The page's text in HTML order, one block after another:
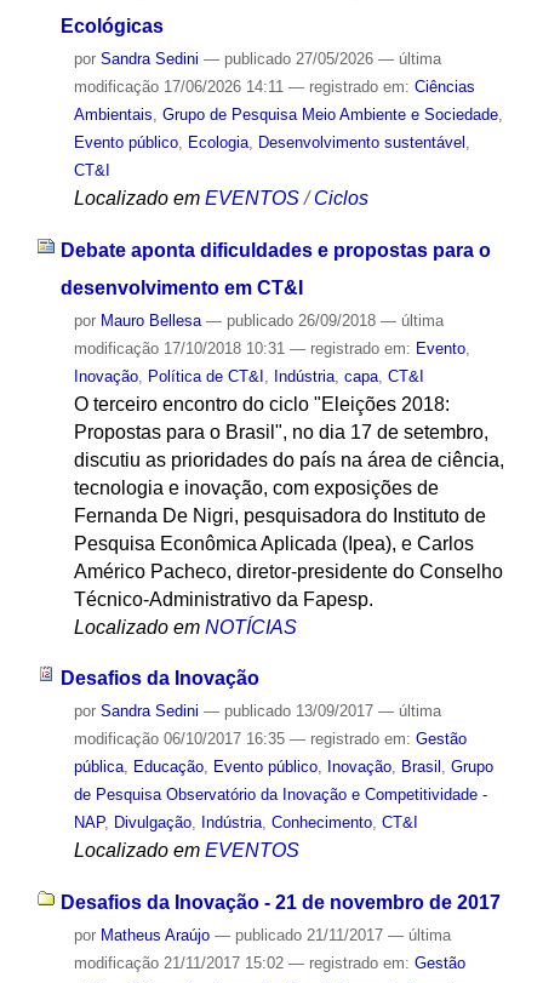
Ecológicas
por Sandra Sedini — publicado27/05/2026 — última
modificação17/06/2026 14:11 — registrado em: Ciências
Ambientais Grupo de Pesquisa Meio Ambiente e Sociedade,
Evento público, Ecologia, Desenvolvimento sustentável
CT&I
Localizado em EVENTOS /Ciclos
Debate aponta dificuldades e propostas para o
desenvolvimento em CT&I
por Mauro Bellesa — publicado26/09/2018 — última
modificação17/10/2018 10:31 — registrado em: Evento,
Inovação, Política de CT&I Indústria, capa, CT&I
O terceiro encontro do ciclo "Eleições 2018:
Propostas para o Brasil", no dia 17 de setembro,
discutiu as prioridades do país na área de ciência,
tecnologia e inovação, com exposições de
Fernanda De Nigri, pesquisadora do Instituto de
Pesquisa Econômica Aplicada (Ipea), e Carlos
Américo Pacheco, diretor-presidente do Conselho
Técnico-Administrativo da Fapesp.
Localizado em NOTÍCIAS
Desafios da Inovação
por Sandra Sedini — publicado13/09/2017 — última
modificação06/10/2017 16:35 — registrado em: Gestão
pública, Educação, Evento público, Inovação, Brasil , Grupo
de Pesquisa Observatório da Inovação e Competitividade -
NAP, Divulgação, Indústria, Conhecimento, CT&I
Localizado em EVENTOS
Desafios da Inovação - 21 de novembro de 2017
por Matheus Araújo — publicado21/11/2017 — última
modificação21/11/2017 15:02 — registrado em: Gestão